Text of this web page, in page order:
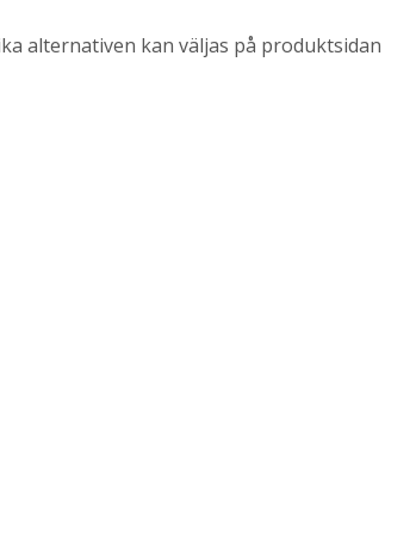
alternativen kan väljas på produktsidan